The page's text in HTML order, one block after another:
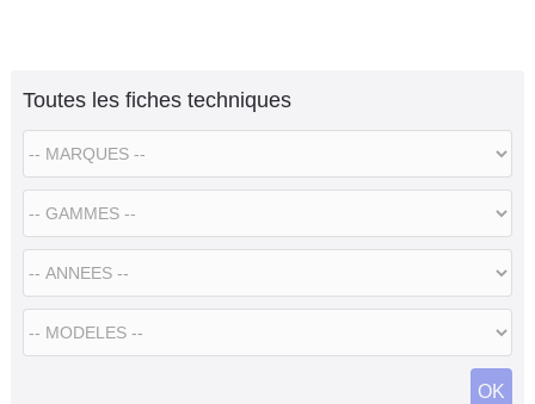
Toutes les fiches techniques